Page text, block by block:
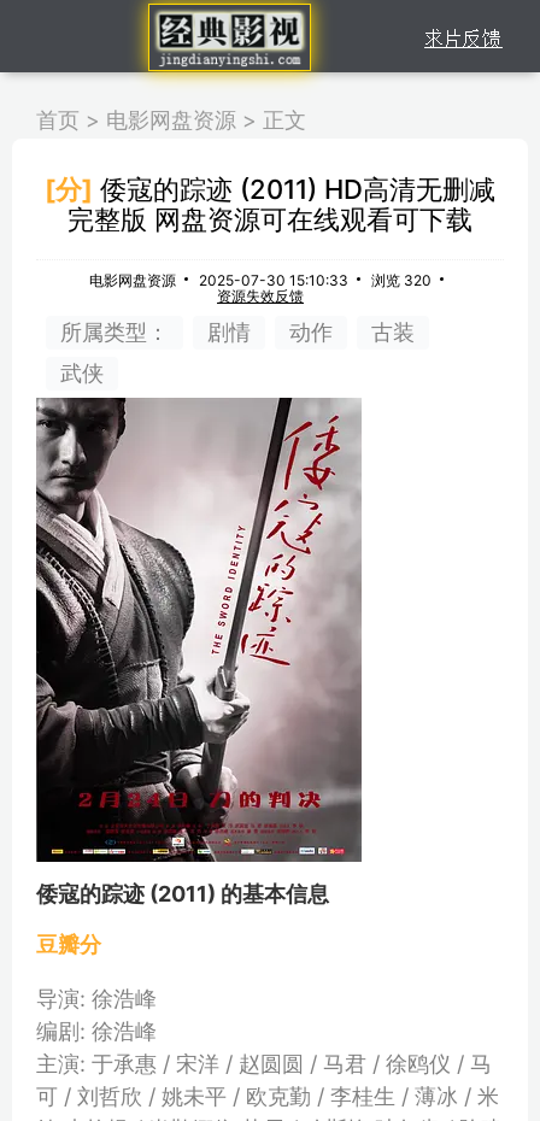
首页 > 电影网盘资源 > 正文
[分] 倭寇的踪迹 (2011) HD高清无删减
完整版 网盘资源可在线观看可下载
电影网盘资源 2025-07-30 15:10:33
浏览 320
资源失效反馈
所属类型： 剧情 动作
古装
武侠
倭寇的踪迹 (2011) 的基本信息
豆瓣分
导演: 徐浩峰
编剧: 徐浩峰
主演: 于承惠 / 宋洋 / 赵圆圆 / 马君 / 徐鸥仪 / 马
可 / 刘哲欣 / 姚未平 / 欧克勤 / 李桂生 / 薄冰 / 米